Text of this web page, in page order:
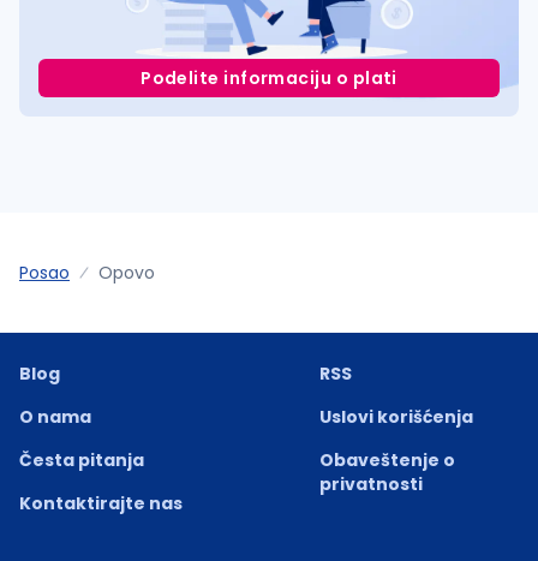
Podelite informaciju o plati
Posao Opovo
Blog
O nama
Česta pitanja
Kontaktirajte nas
RSS
Uslovi korišćenja
Obaveštenje o
privatnosti